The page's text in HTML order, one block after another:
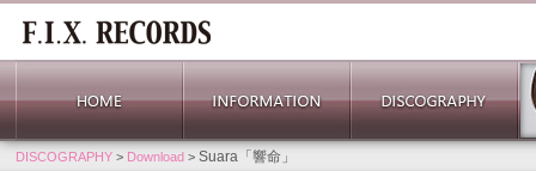
DISCOGRAPHY > Download > Suara「響命」